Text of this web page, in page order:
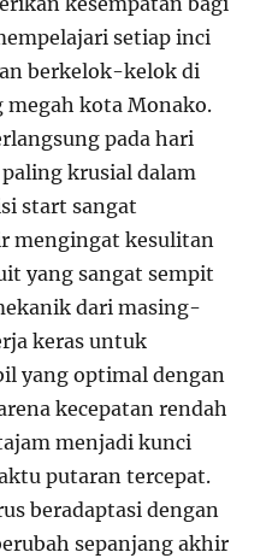
setiap inci
berkelok-kelok di
kota Monako.
pada hari
krusial dalam
start sangat
mengingat kesulitan
yang sangat sempit
dari masing-
keras untuk
yang optimal dengan
kecepatan rendah
menjadi kunci
putaran tercepat.
beradaptasi dengan
sepanjang akhir